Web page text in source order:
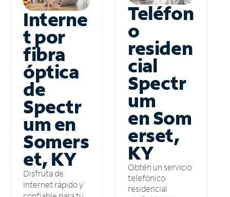
Interne
t por
fibra
óptica
de
Spectr
um en
Somers
et, KY
Disfruta de
Internet rápido y
Teléfon
o
residen
cial
Spectr
um
en Som
erset,
KY
Obtén un servicio
telefónico
residencial